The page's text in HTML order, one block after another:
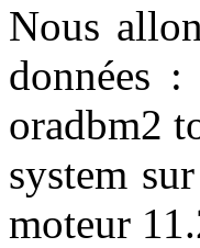
Nous
données
oradbm2
system
moteur